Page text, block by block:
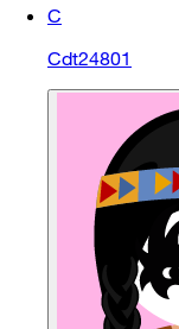
C
Cdt24801